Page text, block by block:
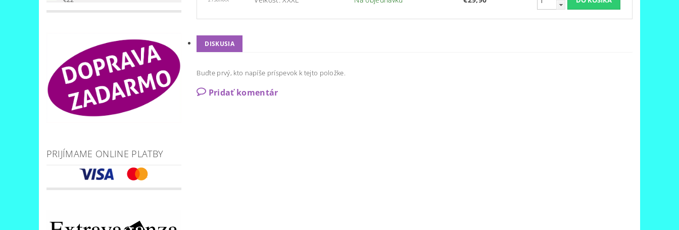
PRIJÍMAME ONLINE PLATBY
DISKUSIA
Buďte prvý, kto napíše príspevok k tejto položke.
Pridať komentár